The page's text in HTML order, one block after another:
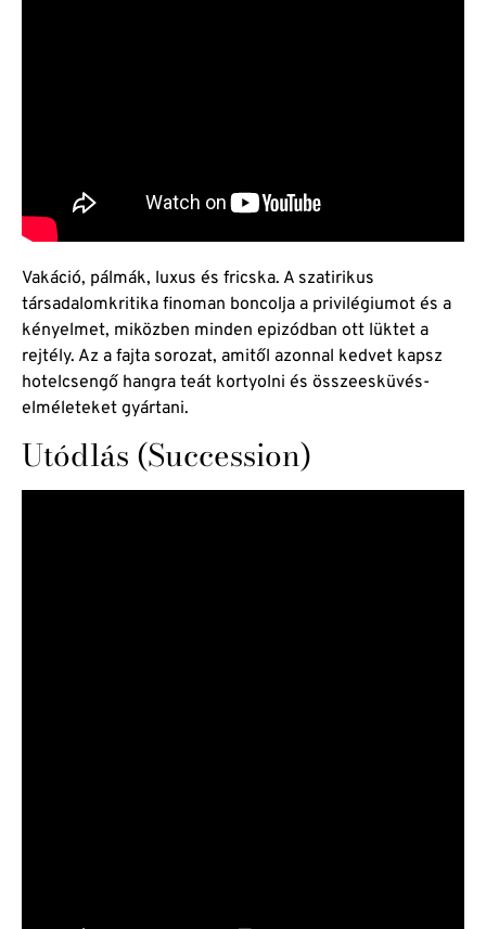
Vakáció, pálmák, luxus és fricska. A szatirikus
társadalomkritika finoman boncolja a privilégiumot és a
kényelmet, miközben minden epizódban ott lüktet a
rejtély. Az a fajta sorozat, amitől azonnal kedvet kapsz
hotelcsengő hangra teát kortyolni és összeesküvés-
elméleteket gyártani.
Utódlás (Succession)